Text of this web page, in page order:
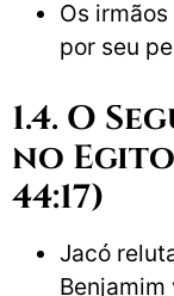
Os
por seu
1.4. O
no Egito
44:17)
Jacó
Benjamim